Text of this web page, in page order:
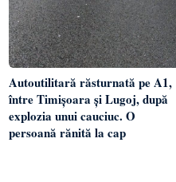
Autoutilitară răsturnată pe A1,
între Timișoara și Lugoj, după
explozia unui cauciuc. O
persoană rănită la cap